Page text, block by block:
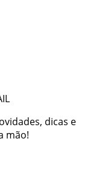
dicas e
mão!